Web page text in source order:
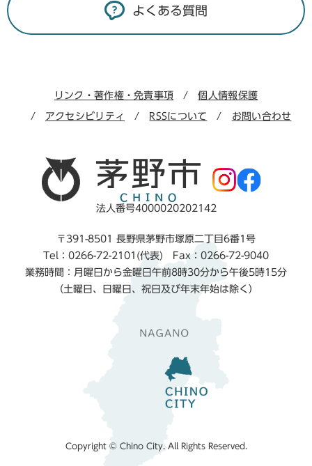
よくある質問
リンク・著作権・免責事項 個人情報保護
アクセシビリティ RSSについて お問い合わせ
法人番号4000020202142
〒391-8501 長野県茅野市塚原二丁目6番1号
Tel：0266-72-2101(代表) Fax：0266-72-9040
業務時間：月曜日から金曜日午前8時30分から午後5時15分
（土曜日、日曜日、祝日及び年末年始は除く）
Copyright © Chino City. All Rights Reserved.